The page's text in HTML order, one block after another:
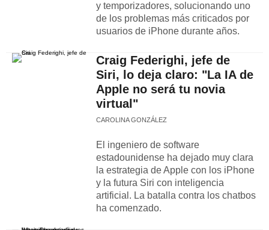
y temporizadores, solucionando uno
de los problemas más criticados por
usuarios de iPhone durante años.
Craig Federighi, jefe de
Siri, lo deja claro: "La IA de
Apple no será tu novia
virtual"
CAROLINA GONZÁLEZ
El ingeniero de software
estadounidense ha dejado muy clara
la estrategia de Apple con los iPhone
y la futura Siri con inteligencia
artificial. La batalla contra los chatbos
ha comenzado.